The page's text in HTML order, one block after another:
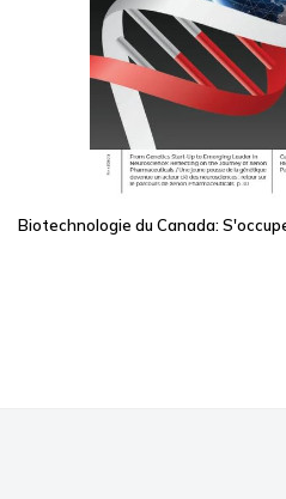
Biotechnologie du Canada: